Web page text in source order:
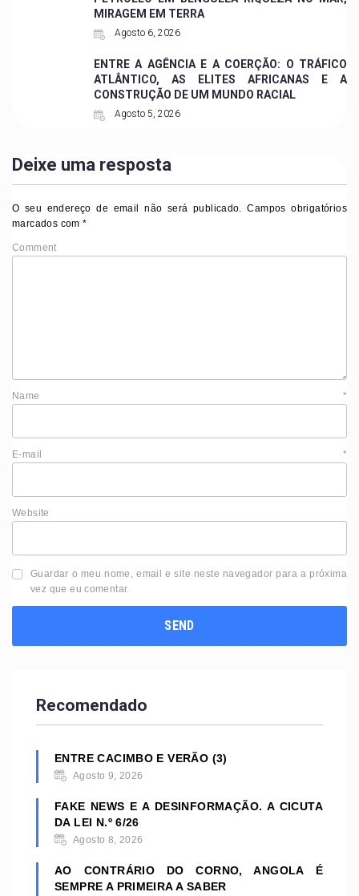
MIRAGEM EM TERRA
Agosto 6, 2026
ENTRE A AGÊNCIA E A COERÇÃO: O TRÁFICO
ATLÂNTICO, AS ELITES AFRICANAS E A
CONSTRUÇÃO DE UM MUNDO RACIAL
Agosto 5, 2026
Deixe uma resposta
O seu endereço de email não será publicado. Campos obrigatórios
marcados com*
Comment
Name *
E-mail *
Website
Guardar o meu nome, email e site neste navegador para a próxima
vez que eu comentar.
Recomendado
ENTRE CACIMBO E VERÃO (3)
Agosto 9, 2026
FAKE NEWS E A DESINFORMAÇÃO. A CICUTA
DA LEI N.º 6/26
Agosto 8, 2026
AO CONTRÁRIO DO CORNO, ANGOLA É
SEMPRE A PRIMEIRA A SABER